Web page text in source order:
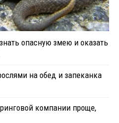
опасную змею и оказать
на обед и запеканка
компании проще,